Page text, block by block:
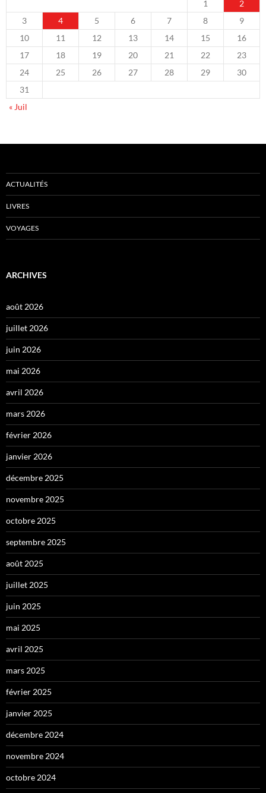
1
2
3
4 5 6 7 8
9
10
11 12 13 14 15
16
17
18 19 20 21 22
23
24
25 26 27 28 29
30
31
« Juil
ACTUALITÉS
LIVRES
VOYAGES
ARCHIVES
août 2026
juillet 2026
juin 2026
mai 2026
avril 2026
mars 2026
février 2026
janvier 2026
décembre 2025
novembre 2025
octobre 2025
septembre 2025
août 2025
juillet 2025
juin 2025
mai 2025
avril 2025
mars 2025
février 2025
janvier 2025
décembre 2024
novembre 2024
octobre 2024